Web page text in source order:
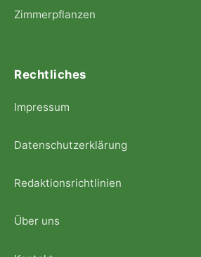
Zimmerpflanzen
Rechtliches
Impressum
Datenschutzerklärung
Redaktionsrichtlinien
Über uns